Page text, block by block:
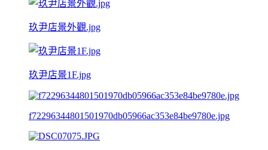
玖尹店景外觀.jpg
玖尹店景1F.jpg
f72296344801501970db05966ac353e84be9780e.jpg